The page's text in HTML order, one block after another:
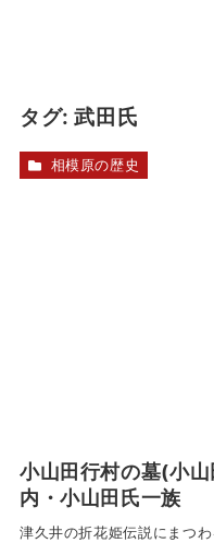
タグ:武田氏
小山田行村の墓(小
内・小山田氏一族
津久井の折花姫伝説にまつ
相模原の歴史